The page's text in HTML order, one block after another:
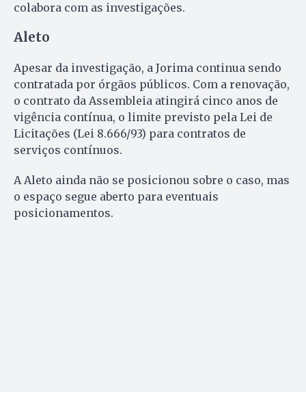
colabora com as investigações.
Aleto
Apesar da investigação, a Jorima continua sendo
contratada por órgãos públicos. Com a renovação,
o contrato da Assembleia atingirá cinco anos de
vigência contínua, o limite previsto pela Lei de
Licitações (Lei 8.666/93) para contratos de
serviços contínuos.
A Aleto ainda não se posicionou sobre o caso, mas
o espaço segue aberto para eventuais
posicionamentos.